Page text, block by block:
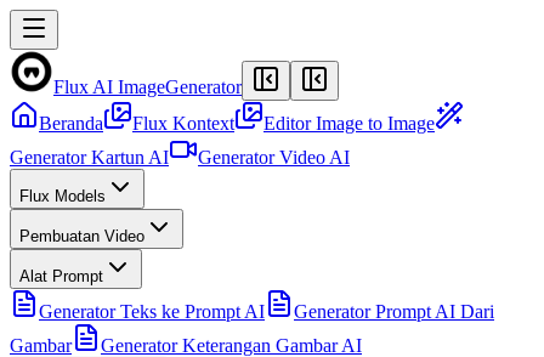
Flux AI ImageGenerator
Beranda
Flux Kontext
Editor Image to Image
Generator Kartun AI
Generator Video AI
Flux Models
Pembuatan Video
Alat Prompt
Generator Teks ke Prompt AI
Generator Prompt AI Dari
Gambar
Generator Keterangan Gambar AI